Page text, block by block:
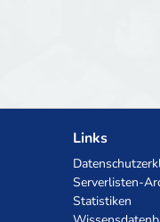
Links
Serverlisten-
Statistiken